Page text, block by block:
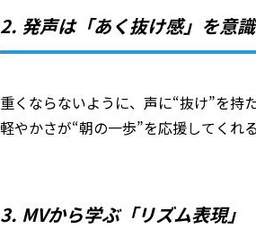
2. 発声は「あく抜け感」を意識
重くならないように、声に“抜け”を持
軽やかさが“朝の一歩”を応援してくれ
3. MVから学ぶ「リズム表現」